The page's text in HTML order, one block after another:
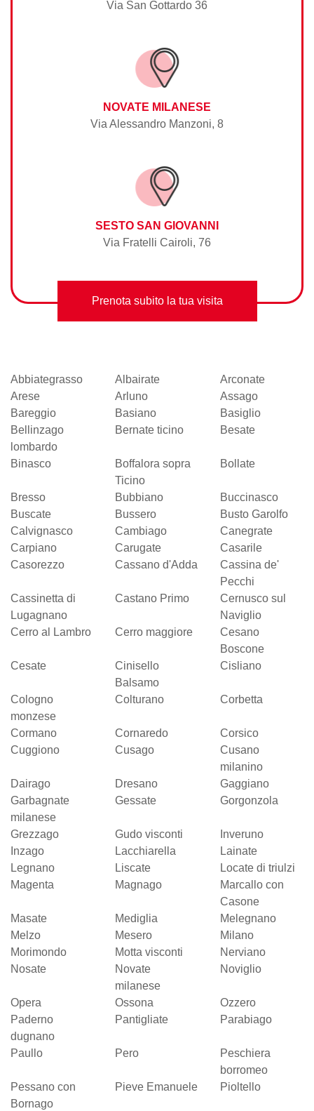
Via San Gottardo 36
NOVATE MILANESE
Via Alessandro Manzoni, 8
SESTO SAN GIOVANNI
Via Fratelli Cairoli, 76
Prenota subito la tua visita
Abbiategrasso Albairate
Arconate
Arese
Arluno
Assago
Bareggio
Basiano
Basiglio
Bellinzago
lombardo
Bernate ticino Besate
Binasco
Boffalora sopra
Ticino
Bollate
Bresso Bubbiano
Buccinasco
Buscate
Bussero
Busto Garolfo
Calvignasco
Cambiago
Canegrate
Carpiano
Carugate
Casarile
Casorezzo
Cassano d'Adda
Cassina de'
Pecchi
Cassinetta di
Lugagnano
Castano Primo
Cernusco sul
Naviglio
Cerro al Lambro
Cerro maggiore
Cesano
Boscone
Cesate
Cinisello
Balsamo
Cisliano
Cologno
monzese
Colturano Corbetta
Cormano Cornaredo
Corsico
Cuggiono
Cusago
Cusano
milanino
Dairago
Dresano
Gaggiano
Garbagnate
milanese
Gessate Gorgonzola
Grezzago Gudo visconti
Inveruno
Inzago
Lacchiarella
Lainate
Legnano
Liscate
Locate di triulzi
Magenta
Magnago
Marcallo con
Casone
Masate
Mediglia
Melegnano
Melzo
Mesero
Milano
Morimondo
Motta visconti
Nerviano
Nosate
Novate
milanese
Noviglio
Opera Ossona
Ozzero
Paderno
dugnano
Pantigliate Parabiago
Paullo Pero
Peschiera
borromeo
Pessano con
Bornago
Pieve Emanuele Pioltello